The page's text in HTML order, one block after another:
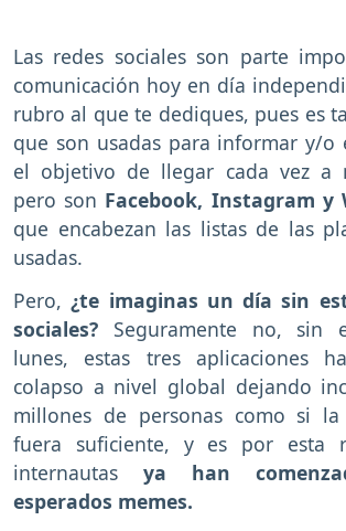
Las redes sociales son parte
comunicación hoy en día
rubro al que te dediques, pues es
que son usadas para informar y/o
el objetivo de llegar cada vez a
pero son Facebook, Instagram y
que encabezan las listas de las
usadas.
Pero, ¿te imaginas un día sin
sociales? Seguramente no, sin
lunes, estas tres aplicaciones
colapso a nivel global dejando
millones de personas como si
fuera suficiente, y es por esta
internautas ya han
esperados memes.